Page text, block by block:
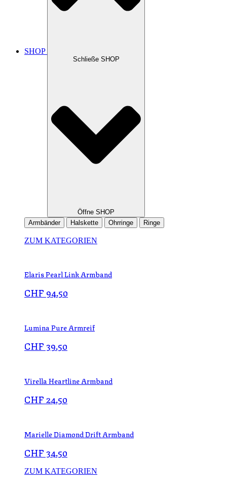
SHOP
Schließe SHOP
Öffne SHOP
Armbänder
Halskette Ohrringe Ringe
ZUM KATEGORIEN
Elaris Pearl Link Armband
CHF94.50
Lumina Pure Armreif
CHF39.50
Virella Heartline Armband
CHF24.50
Marielle Diamond Drift Armband
CHF34.50
ZUM KATEGORIEN